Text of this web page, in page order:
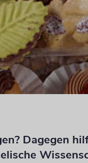
Dagegen